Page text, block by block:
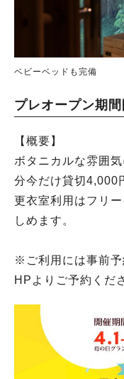
ベビーベッドも完備
プレオープン期
【概要】
ボタニカルな雰囲
分今だけ貸切4,000
更衣室利用はフリ
しめます。
※ご利用には事前予
HPよりご予約くだ